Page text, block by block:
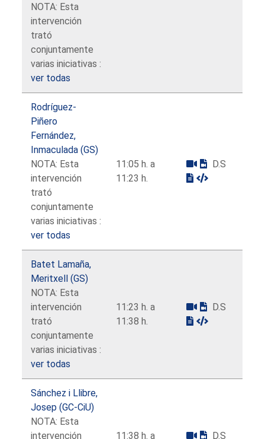
NOTA: Esta
intervención
trató
conjuntamente
varias iniciativas :
ver todas
Rodríguez-
Piñero
Fernández,
Inmaculada (GS)
NOTA: Esta
intervención
trató
conjuntamente
varias iniciativas :
ver todas
11:05 h. a
11:23 h.
D.S
Batet Lamaña,
Meritxell (GS)
NOTA: Esta
intervención
trató
conjuntamente
varias iniciativas :
ver todas
11:23 h. a
11:38 h.
D.S
Sánchez i Llibre,
Josep (GC-CiU)
NOTA: Esta
intervención
11:38 h. a D.S